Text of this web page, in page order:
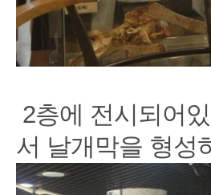
2층에 전시되어
서 날개막을 형성